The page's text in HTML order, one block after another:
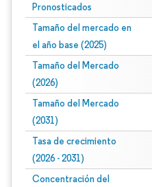
Pronosticados
Tamaño del mercado en
el año base (2025)
Tamaño del Mercado
(2026)
Tamaño del Mercado
(2031)
Tasa de crecimiento
(2026 - 2031)
Concentración del